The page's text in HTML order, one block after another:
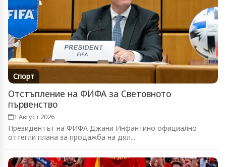
Спорт
Отстъпление на ФИФА за Световното
първенство
1 Август 2026
Президентът на ФИФА Джани Инфантино официално
оттегли плана за продажба на дял...